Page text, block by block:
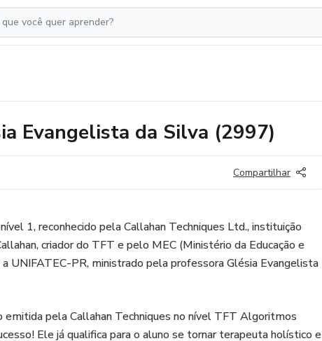
Evangelista da Silva (2997)
Compartilhar
1, reconhecido pela Callahan Techniques Ltd., instituição
criador do TFT e pelo MEC (Ministério da Educação e
UNIFATEC-PR, ministrado pela professora Glésia Evangelista
emitida pela Callahan Techniques no nível TFT Algoritmos
Ele já qualifica para o aluno se tornar terapeuta holístico e